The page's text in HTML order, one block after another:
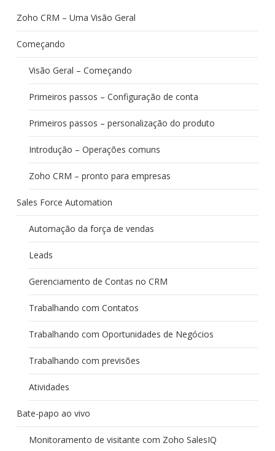
Zoho CRM – Uma Visão Geral
Começando
Visão Geral – Começando
Primeiros passos – Configuração de conta
Primeiros passos – personalização do produto
Introdução – Operações comuns
Zoho CRM – pronto para empresas
Sales Force Automation
Automação da força de vendas
Leads
Gerenciamento de Contas no CRM
Trabalhando com Contatos
Trabalhando com Oportunidades de Negócios
Trabalhando com previsões
Atividades
Bate-papo ao vivo
Monitoramento de visitante com Zoho SalesIQ